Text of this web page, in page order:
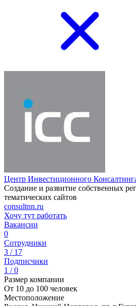
Центр Инвестиционного
Создание и развитие собственных
тематических сайтов
consultnn.ru
Хочу тут работать
Вакансии
0
Сотрудники
3 / 17
Подписчики
1 / 0
Размер компании
От 10 до 100 человек
Местоположение